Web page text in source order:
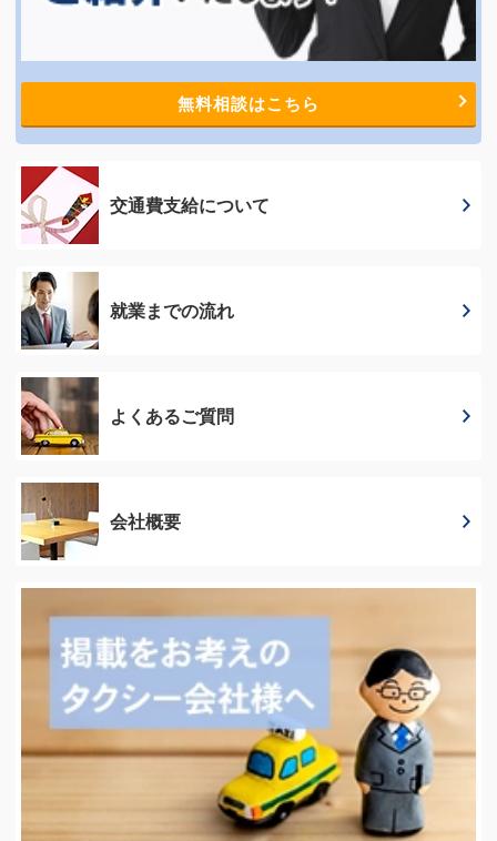
無料相談はこちら
交通費支給について
就業までの流れ
よくあるご質問
会社概要